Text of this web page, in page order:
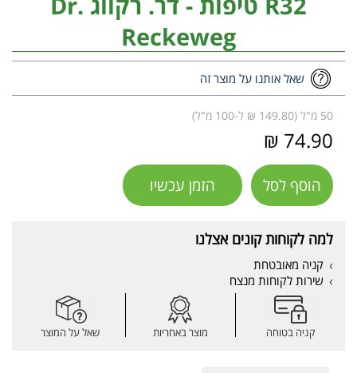
Reckeweg
שאל אותנו על מוצר זה
50 מ"ל (149.80 ₪ ל-100 מ"ל)
74.90 ₪
הוסף לסל הזמן עכשיו
למה לקוחות קונים אצלנו
קניה מאובטחת
שירות לקוחות מנצח
קניה בטוחה מוצר באחריות שאל על המוצר